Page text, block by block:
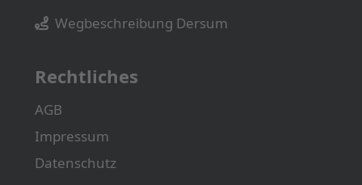
Wegbeschreibung Dersum
Rechtliches
AGB
Impressum
Datenschutz